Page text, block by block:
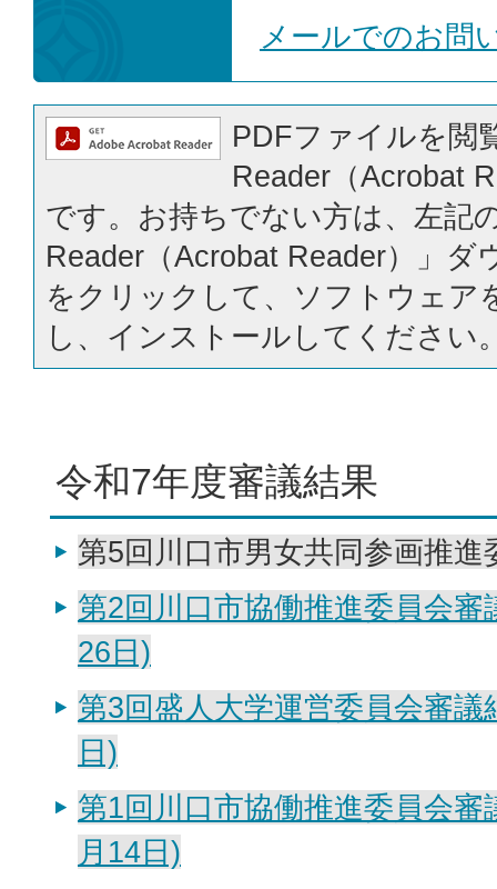
メールでのお問
PDFファイルを閲
Reader（Acrobat
です。お持ちでない方は、左記
Reader（Acrobat Reader）」ダ
をクリックして、ソフトウェア
し、インストールしてください
令和7年度審議結果
第5回川口市男女共同参画推進
第2回川口市協働推進委員会審
26日)
第3回盛人大学運営委員会審議
日)
第1回川口市協働推進委員会審
月14日)